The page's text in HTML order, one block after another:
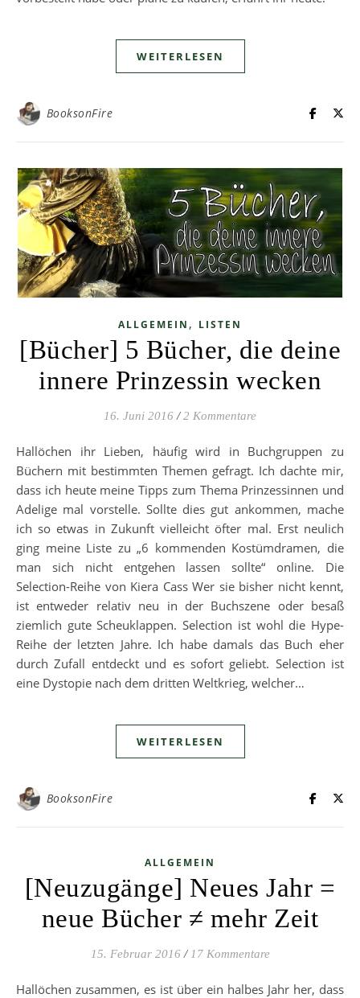
WEITERLESEN
BooksonFire
ALLGEMEIN , LISTEN
[Bücher] 5 Bücher, die deine
innere Prinzessin wecken
16. Juni 2016 / 2 Kommentare
Hallöchen ihr Lieben, häufig wird in Buchgruppen zu
Büchern mit bestimmten Themen gefragt. Ich dachte mir,
dass ich heute meine Tipps zum Thema Prinzessinnen und
Adelige mal vorstelle. Sollte dies gut ankommen, mache
ich so etwas in Zukunft vielleicht öfter mal. Erst neulich
ging meine Liste zu „6 kommenden Kostümdramen, die
man sich nicht entgehen lassen sollte“ online. Die
Selection-Reihe von Kiera Cass Wer sie bisher nicht kennt,
ist entweder relativ neu in der Buchszene oder besaß
ziemlich gute Scheuklappen. Selection ist wohl die Hype-
Reihe der letzten Jahre. Ich habe damals das Buch eher
durch Zufall entdeckt und es sofort geliebt. Selection ist
eine Dystopie nach dem dritten Weltkrieg, welcher…
WEITERLESEN
BooksonFire
ALLGEMEIN
[Neuzugänge] Neues Jahr =
neue Bücher ≠ mehr Zeit
15. Februar 2016 / 17 Kommentare
Hallöchen zusammen, es ist über ein halbes Jahr her, dass